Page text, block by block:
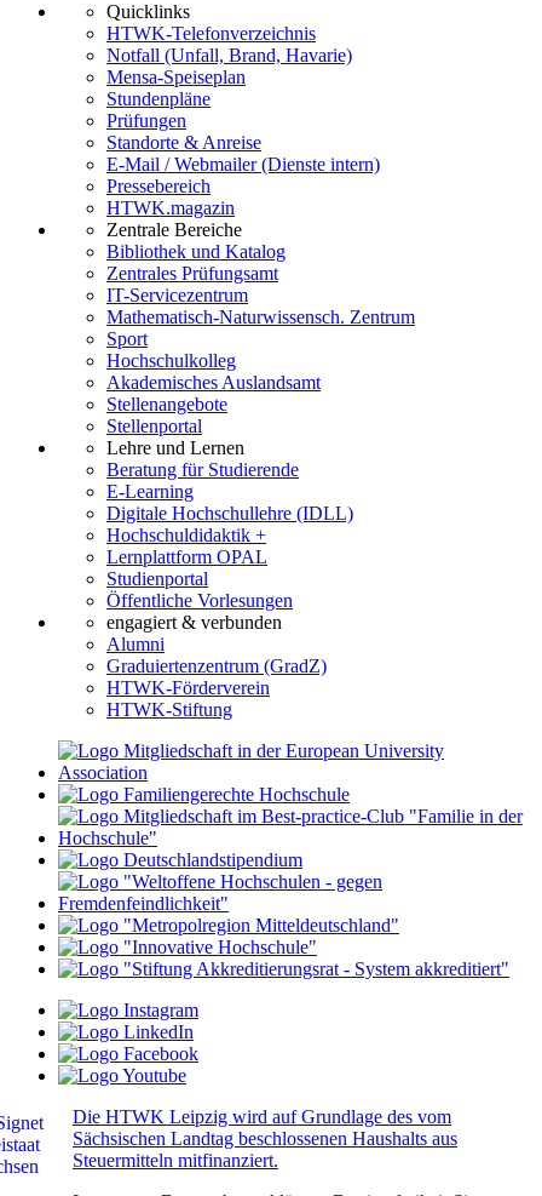
Quicklinks
HTWK-Telefonverzeichnis
Notfall (Unfall, Brand, Havarie)
Mensa-Speiseplan
Stundenpläne
Prüfungen
Standorte & Anreise
E-Mail / Webmailer (Dienste intern)
Pressebereich
HTWK.magazin
Zentrale Bereiche
Bibliothek und Katalog
Zentrales Prüfungsamt
IT-Servicezentrum
Mathematisch-Naturwissensch. Zentrum
Sport
Hochschulkolleg
Akademisches Auslandsamt
Stellenangebote
Stellenportal
Lehre und Lernen
Beratung für Studierende
E-Learning
Digitale Hochschullehre (IDLL)
Hochschuldidaktik +
Lernplattform OPAL
Studienportal
Öffentliche Vorlesungen
engagiert & verbunden
Alumni
Graduiertenzentrum (GradZ)
HTWK-Förderverein
HTWK-Stiftung
Die HTWK Leipzig wird auf Grundlage des vom
Sächsischen Landtag beschlossenen Haushalts aus
Steuermitteln mitfinanziert.